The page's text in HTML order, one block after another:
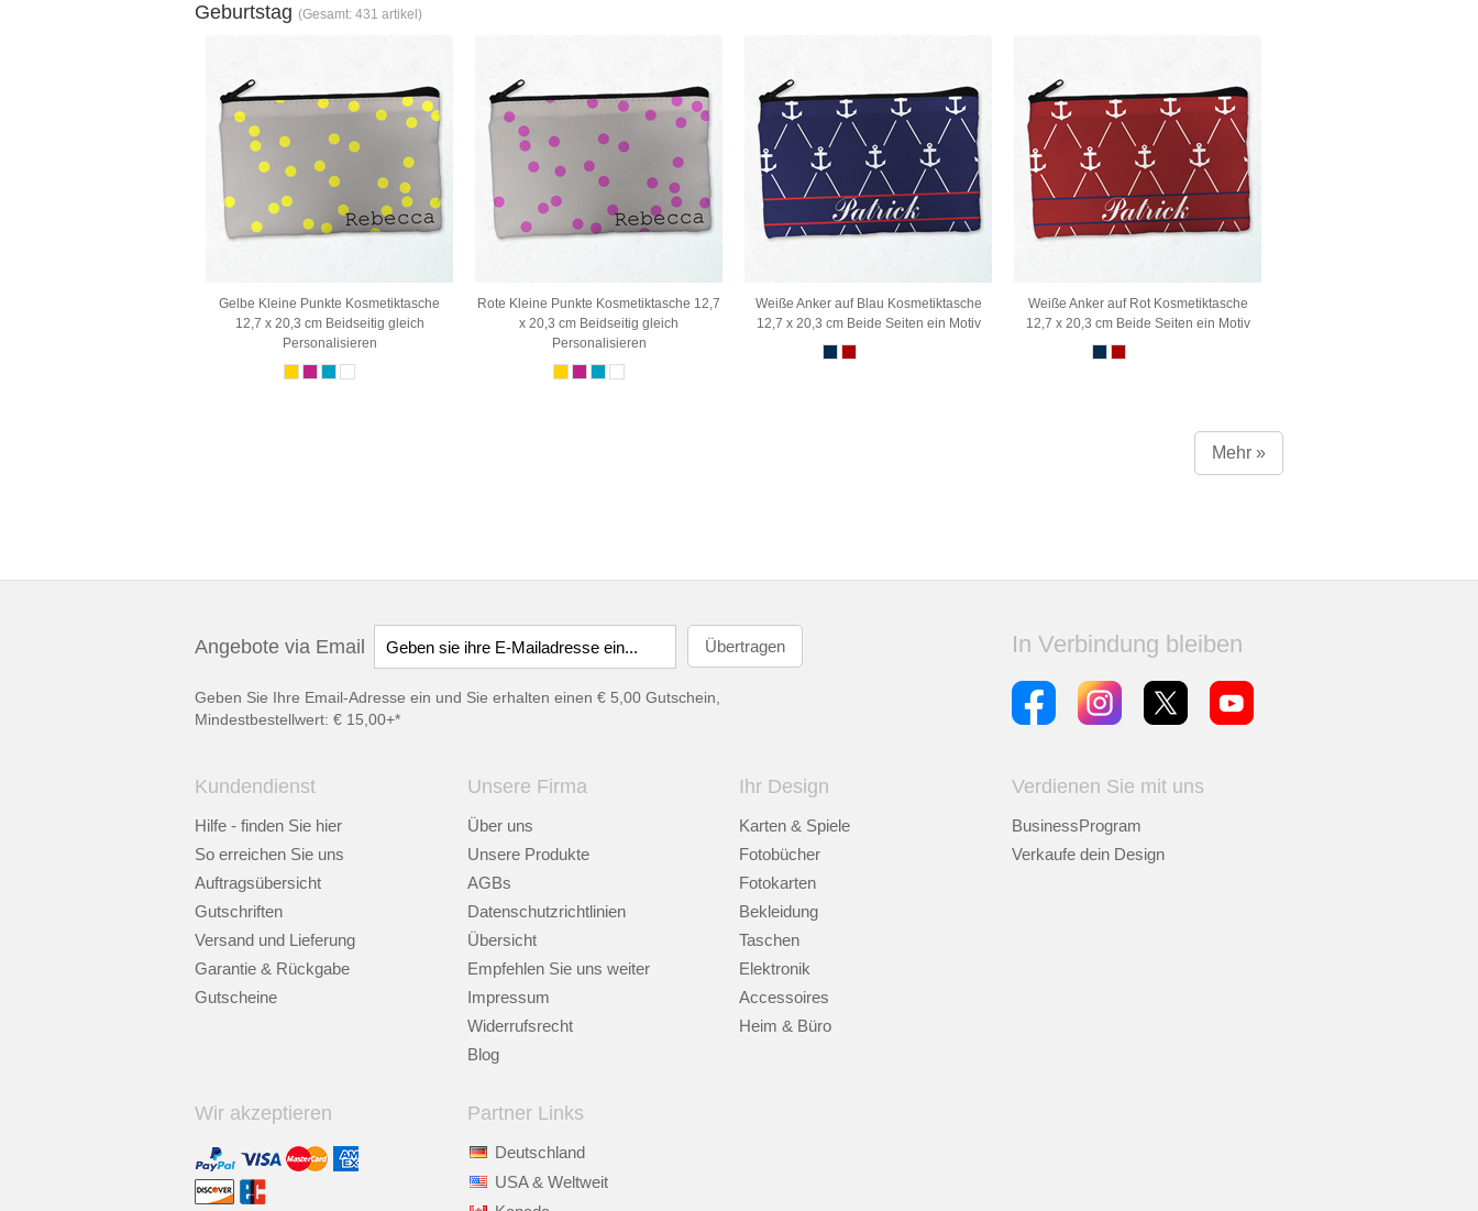
Geburtstag (Gesamt: 431 artikel)
Gelbe Kleine Punkte Kosmetiktasche
12,7 x 20,3 cm Beidseitig gleich
Personalisieren
Rote Kleine Punkte Kosmetiktasche 12,7
x 20,3 cm Beidseitig gleich
Personalisieren
Weiße Anker auf Blau Kosmetiktasche
12,7 x 20,3 cm Beide Seiten ein Motiv
Weiße Anker auf Rot Kosmetiktasche
12,7 x 20,3 cm Beide Seiten ein Motiv
Mehr »
Angebote via Email
Geben Sie Ihre Email-Adresse ein und Sie erhalten einen € 5,00 Gutschein,
Mindestbestellwert: € 15,00+*
In Verbindung bleiben
Kundendienst
Hilfe - finden Sie hier
So erreichen Sie uns
Auftragsübersicht
Gutschriften
Versand und Lieferung
Garantie & Rückgabe
Gutscheine
Unsere Firma
Über uns
Unsere Produkte
AGBs
Datenschutzrichtlinien
Übersicht
Empfehlen Sie uns weiter
Impressum
Widerrufsrecht
Blog
Ihr Design
Karten & Spiele
Fotobücher
Fotokarten
Bekleidung
Taschen
Elektronik
Accessoires
Heim & Büro
Verdienen Sie mit uns
BusinessProgram
Verkaufe dein Design
Wir akzeptieren Partner Links
Deutschland
USA & Weltweit